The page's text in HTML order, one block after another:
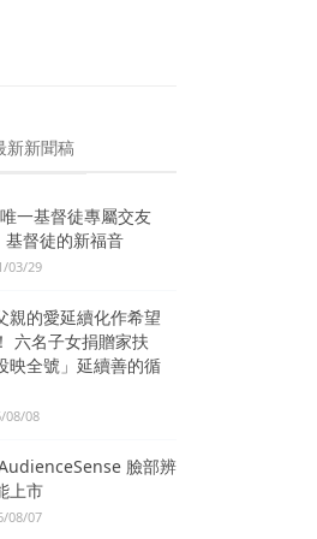
新新聞稿
一基督徒專屬交友
基督徒的新福音
03/29
親的愛延續化作希望
六名子女捐贈家扶
映全號」延續善的循
08/08
臉部辨
上市
08/07